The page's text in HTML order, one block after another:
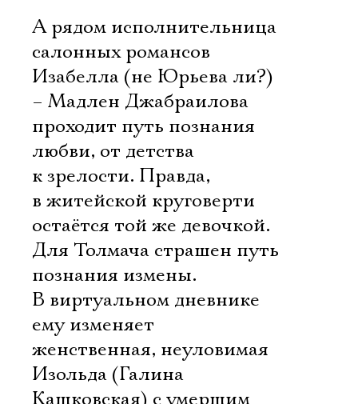
А рядом исполнительница
салонных романсов
Изабелла (не Юрьева ли?)
– Мадлен Джабраилова
проходит путь познания
любви, от детства
к зрелости. Правда,
в житейской круговерти
остаётся той же девочкой.
Для Толмача страшен путь
познания измены.
В виртуальном дневнике
ему изменяет
женственная, неуловимая
Изольда (Галина
Кашковская) с умершим